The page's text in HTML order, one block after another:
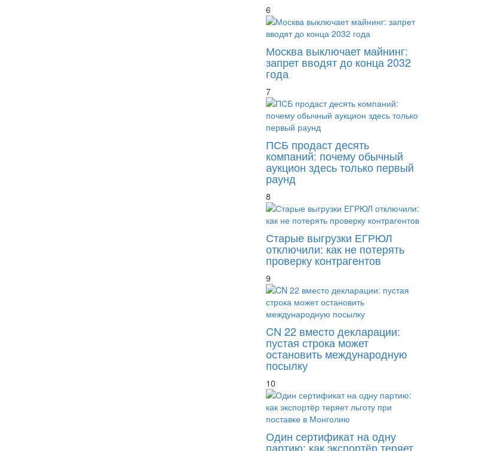
6
Москва выключает майнинг:
запрет вводят до конца 2032
года
7
ПСБ продаст десять
компаний: почему обычный
аукцион здесь только первый
раунд
8
Старые выгрузки ЕГРЮЛ
отключили: как не потерять
проверку контрагентов
9
CN 22 вместо декларации:
пустая строка может
остановить международную
посылку
10
Один сертификат на одну
партию: как экспортёр теряет